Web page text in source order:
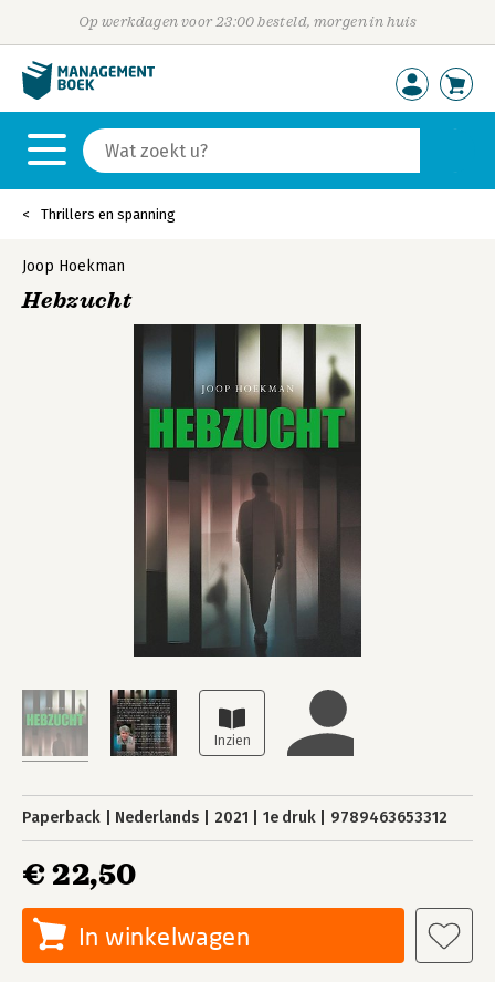
Op werkdagen voor 23:00 besteld, morgen in huis
Thrillers en spanning
Joop Hoekman
Hebzucht
Paperback Nederlands 2021 1e druk 9789463653312
€ 22,50
In winkelwagen